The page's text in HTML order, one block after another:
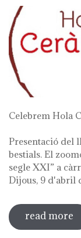
Celebrem Hola
Presentació del
bestials. El
segle XXI” a
Dijous, 9 d'abril
read more